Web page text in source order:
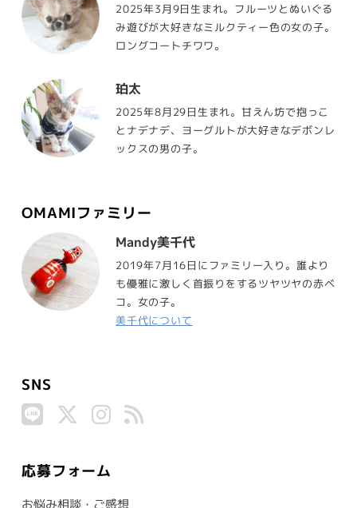
2025年3月9日生まれ。フルーツとぬいぐる
み遊びが大好きなミルクティー色の女の子。
ロングコートチワワ。
珀太
2025年8月29日生まれ。甘えん坊で抱っこ
とナデナデ、ヨーグルトが大好きなデボンレ
ックスの男の子。
OMAMIファミリー
Mandy美千代
2019年7月16日にファミリー入り。誰より
も優雅に激しく首振りをするツヤツヤの赤ベ
コ。女の子。
美千代について
SNS
応募フォーム
お悩み相談・ご感想